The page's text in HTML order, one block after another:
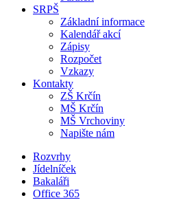
SRPŠ
Základní informace
Kalendář akcí
Zápisy
Rozpočet
Vzkazy
Kontakty
ZŠ Krčín
MŠ Krčín
MŠ Vrchoviny
Napište nám
Rozvrhy
Jídelníček
Bakaláři
Office 365